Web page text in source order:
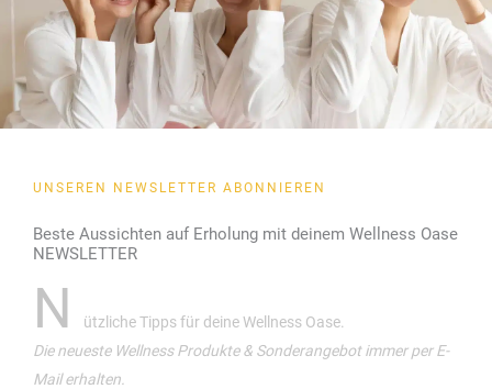
UNSEREN NEWSLETTER ABONNIEREN
Beste Aussichten auf Erholung mit deinem Wellness Oase
NEWSLETTER
N
ützliche Tipps für deine Wellness Oase.
Die neueste Wellness Produkte & Sonderangebot immer per E-
Mail erhalten.